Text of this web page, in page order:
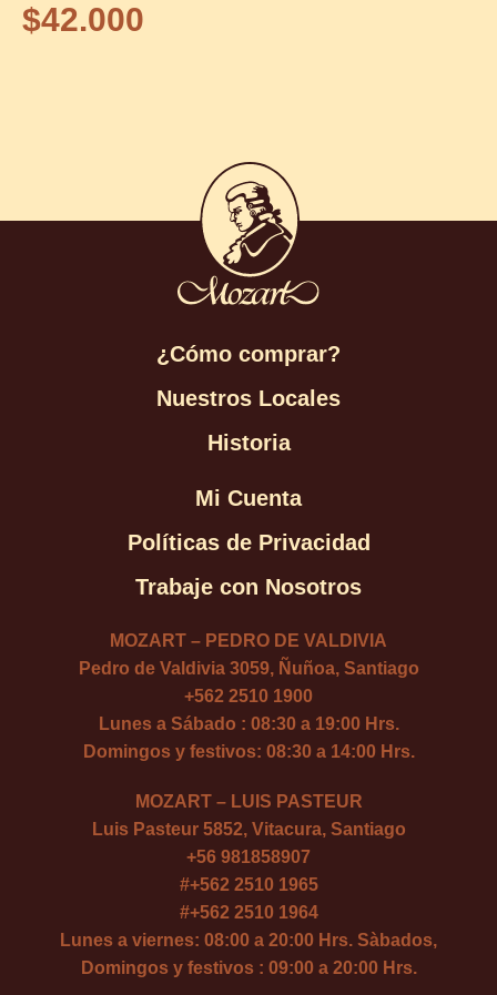
$42.000
¿Cómo comprar?
Nuestros Locales
Historia
Mi Cuenta
Políticas de Privacidad
Trabaje con Nosotros
MOZART – PEDRO DE VALDIVIA
Pedro de Valdivia 3059, Ñuñoa, Santiago
+562 2510 1900
Lunes a Sábado : 08:30 a 19:00 Hrs.
Domingos y festivos: 08:30 a 14:00 Hrs.
MOZART – LUIS PASTEUR
Luis Pasteur 5852, Vitacura, Santiago
+56 981858907
#+562 2510 1965
#+562 2510 1964
Lunes a viernes: 08:00 a 20:00 Hrs. Sàbados,
Domingos y festivos : 09:00 a 20:00 Hrs.